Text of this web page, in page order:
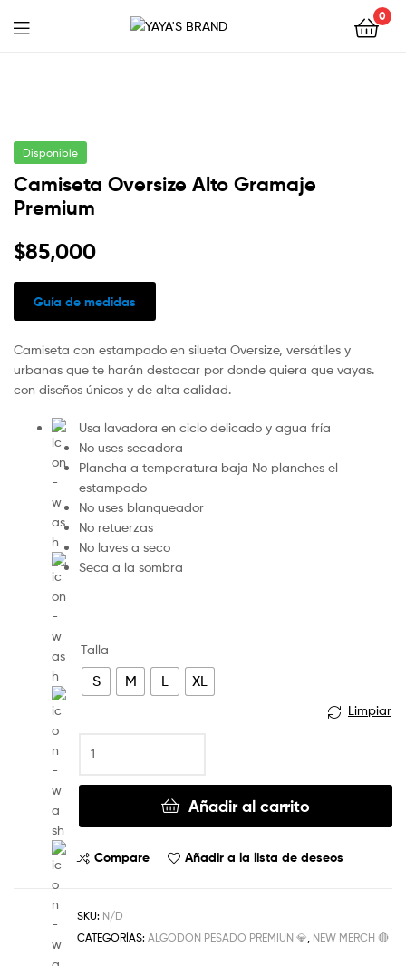
0
Disponible
Camiseta Oversize Alto Gramaje
Premium
$85,000
Guía de medidas
Camiseta con estampado en silueta Oversize, versátiles y
urbanas que te harán destacar por donde quiera que vayas.
con diseños únicos y de alta calidad.
Usa lavadora en ciclo delicado y agua fría
No uses secadora
Plancha a temperatura baja No planches el
estampado
No uses blanqueador
No retuerzas
No laves a seco
Seca a la sombra
Talla
S M L XL
Limpiar
Añadir al carrito
Compare Añadir a la lista de deseos
SKU: N/D
CATEGORÍAS: ALGODON PESADO PREMIUN 💎 NEW MERCH 🔴